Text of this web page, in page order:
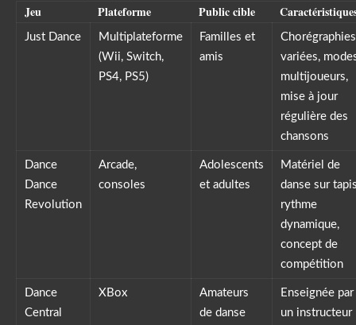
Jeu Plateforme Public cible
Just Dance
Multiplateforme
(Wii, Switch,
PS4, PS5)
Familles et
amis
Chorégraphies
variées,
multijoueurs,
mise à jour
régulière des
chansons
Dance
Dance
Revolution
Arcade,
consoles
Adolescents
et adultes
Matériel de
danse sur
rythme
dynamique,
concept de
compétition
Dance
Central
XBox
Amateurs
de danse
Enseignée par
un instructeur